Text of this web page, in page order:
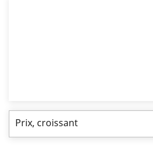
Prix, croissant